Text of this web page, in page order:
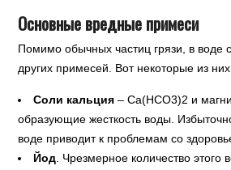
Основные вредные примеси
Помимо обычных частиц грязи, в воде
других примесей. Вот некоторые из
Соли кальция – Ca(HCO3)2 и
образующие жесткость воды.
воде приводит к проблемам со
Йод . Чрезмерное количество этого